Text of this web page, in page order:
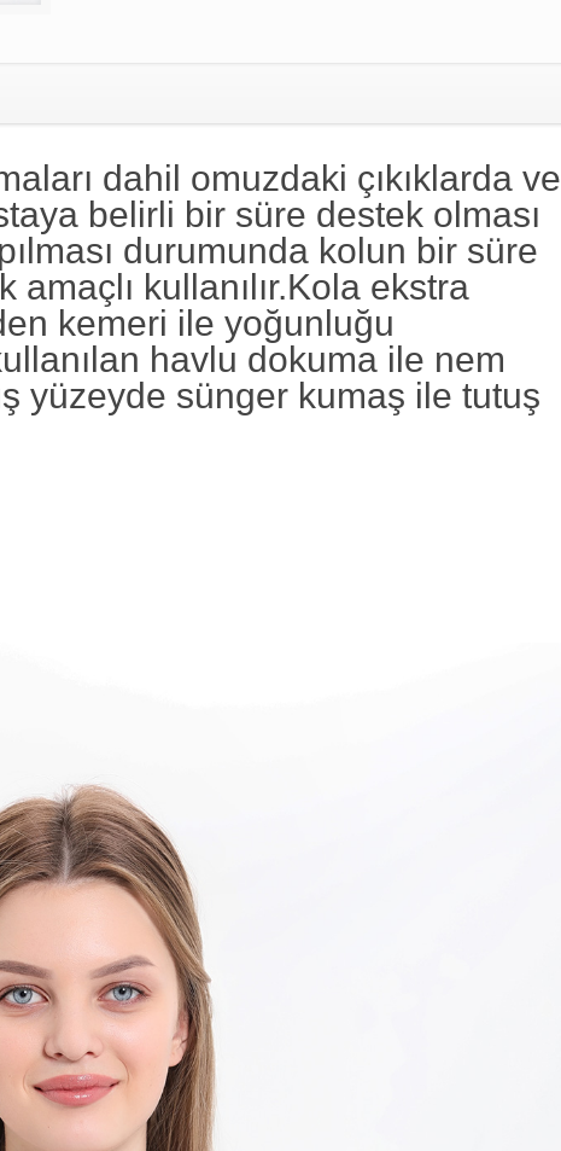
dahil omuzdaki çıkıklarda ve
belirli bir süre destek olması
durumunda kolun bir süre
kullanılır.Kola ekstra
kemeri ile yoğunluğu
havlu dokuma ile nem
yüzeyde sünger kumaş ile tutuş